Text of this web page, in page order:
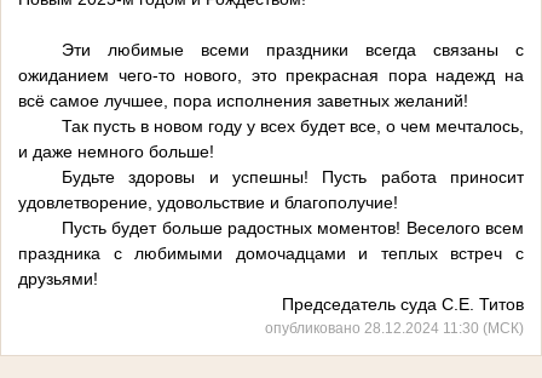
Эти любимые всеми праздники всегда связаны с
ожиданием чего-то нового, это прекрасная пора надежд на
всё самое лучшее, пора исполнения заветных желаний!
Так пусть в новом году у всех будет все, о чем мечталось,
и даже немного больше!
Будьте здоровы и успешны! Пусть работа приносит
удовлетворение, удовольствие и благополучие!
Пусть будет больше радостных моментов! Веселого всем
праздника с любимыми домочадцами и теплых встреч с
друзьями!
Председатель суда С.Е. Титов
опубликовано 28.12.2024 11:30 (МСК)